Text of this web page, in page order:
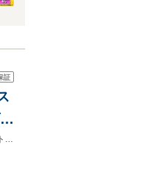
証
新車注文できます！ご希望のカラーご相談ください！低金利ローン2.1％！両側パワスラ ホンダセンシング LEDヘッドライト バックカメラ ハーフレザーシート 衝突軽減ブレーキ